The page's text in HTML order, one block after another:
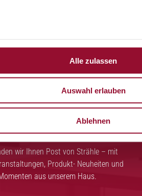
Alle zulassen
Auswahl erlauben
Ablehnen
und
mehr
wir Ihnen Post von Strähle – mit
Produkt- Neuheiten und
aus unserem Haus.